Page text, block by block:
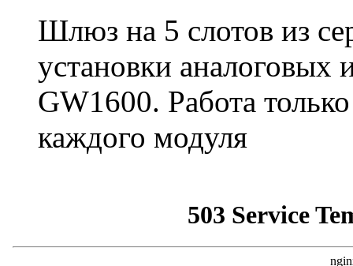
Шлюз на 5 слотов из
установки
GW1600. Работа
каждого модуля